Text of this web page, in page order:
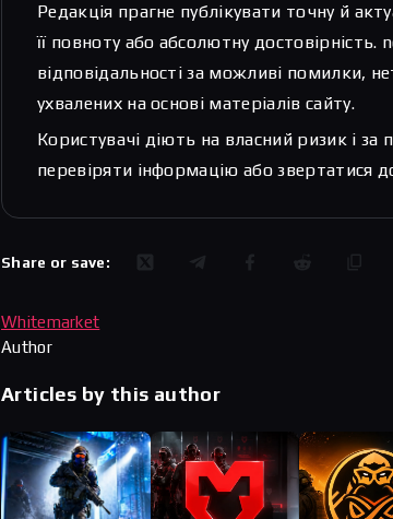
Редакція прагне публікувати точну й
її повноту або абсолютну
відповідальності за можливі помилки,
ухвалених на основі матеріалів сайту.
Користувачі діють на власний ризик і
перевіряти інформацію або звертатися
Share or save:
Whitemarket
Author
Articles by this author